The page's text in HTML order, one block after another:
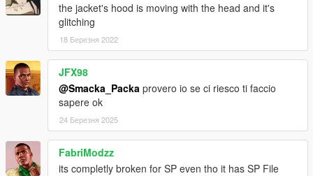
the jacket's hood is moving with the head and it's
glitching
18 Березня 2022
JFX98
@Smacka_Packa provero io se ci riesco ti faccio
sapere ok
24 Березня 2025
FabriModzz
its completly broken for SP even tho it has SP File